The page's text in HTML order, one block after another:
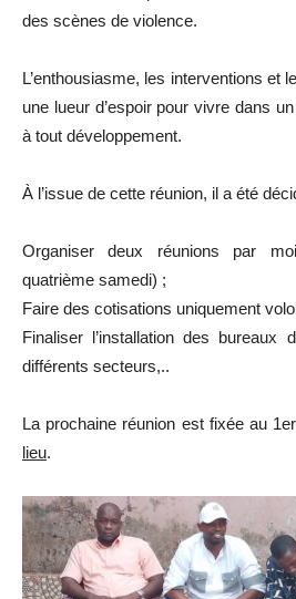
des scènes de violence.
L’enthousiasme, les interventions et
une lueur d’espoir pour vivre dans
à tout développement.
À l’issue de cette réunion, il a été
Organiser deux réunions par
quatrième samedi) ;
Faire des cotisations uniquement
Finaliser l’installation des bureaux
différents secteurs,..
La prochaine réunion est fixée au
lieu.